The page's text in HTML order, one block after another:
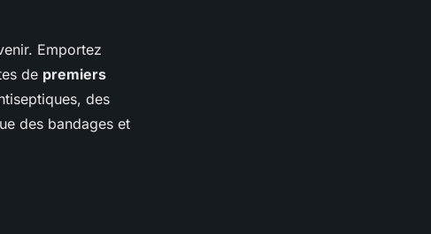
Emportez
de premiers
des
des bandages et